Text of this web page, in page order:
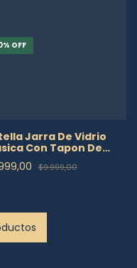
% OFF
Jarra De Vidrio
Con Tapon De
1700 Ml
$9.999,00